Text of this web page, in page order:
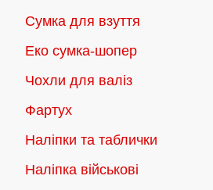
Сумка для взуття
Еко сумка-шопер
Чохли для валіз
Фартух
Наліпки та таблички
Наліпка військові